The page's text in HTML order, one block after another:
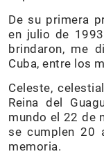
De su primera
en julio de
brindaron, me
Cuba, entre los
Celeste,
Reina del
mundo el 22 de
se cumplen 20
memoria.